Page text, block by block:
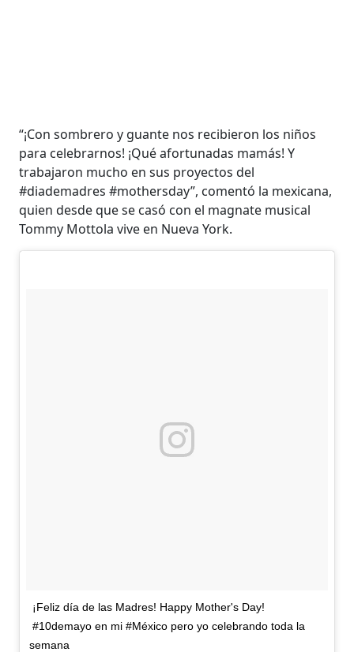
“¡Con sombrero y guante nos recibieron los niños
para celebrarnos! ¡Qué afortunadas mamás! Y
trabajaron mucho en sus proyectos del
#diademadres #mothersday”, comentó la mexicana,
quien desde que se casó con el magnate musical
Tommy Mottola vive en Nueva York.
¡Feliz día de las Madres! Happy Mother's Day!
#10demayo en mi #México pero yo celebrando toda la
semana